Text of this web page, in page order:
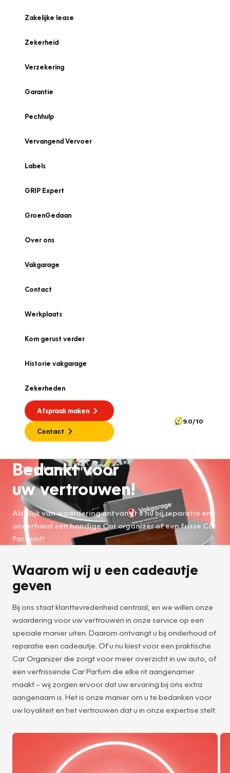
Zakelijke lease
Zekerheid
Verzekering
Garantie
Pechhulp
Vervangend Vervoer
Labels
GRIP Expert
GroenGedaan
Over ons
Vakgarage
Contact
Werkplaats
Kom gerust verder
Historie vakgarage
Zekerheden
Afspraak maken
Contact
9.0/10
Werkplaatsplanner
Bedankt voor
uw vertrouwen!
Als blijk van waardering ontvangt u nu bij reparatie en
onderhoud een handige Car organizer of een frisse Car
Parfum!*
Waarom wij u een cadeautje
geven
Bij ons staat klanttevredenheid centraal, en we willen onze
waardering voor uw vertrouwen in onze service op een
speciale manier uiten. Daarom ontvangt u bij onderhoud of
reparatie een cadeautje. Of u nu kiest voor een praktische
Car Organizer die zorgt voor meer overzicht in uw auto, of
een verfrissende Car Parfum die elke rit aangenamer
maakt – wij zorgen ervoor dat uw ervaring bij ons extra
aangenaam is. Het is onze manier om u te bedanken voor
uw loyaliteit en het vertrouwen dat u in onze expertise stelt.